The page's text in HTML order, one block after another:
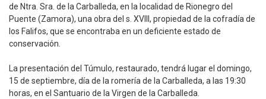
de Ntra. Sra. de la Carballeda, en la localidad de Rionegro del
Puente (Zamora), una obra del s. XVIII, propiedad de la cofradía de
los Falifos, que se encontraba en un deficiente estado de
conservación.
La presentación del Túmulo, restaurado, tendrá lugar el domingo,
15 de septiembre, día de la romería de la Carballeda, a las 19:30
horas, en el Santuario de la Virgen de la Carballeda.